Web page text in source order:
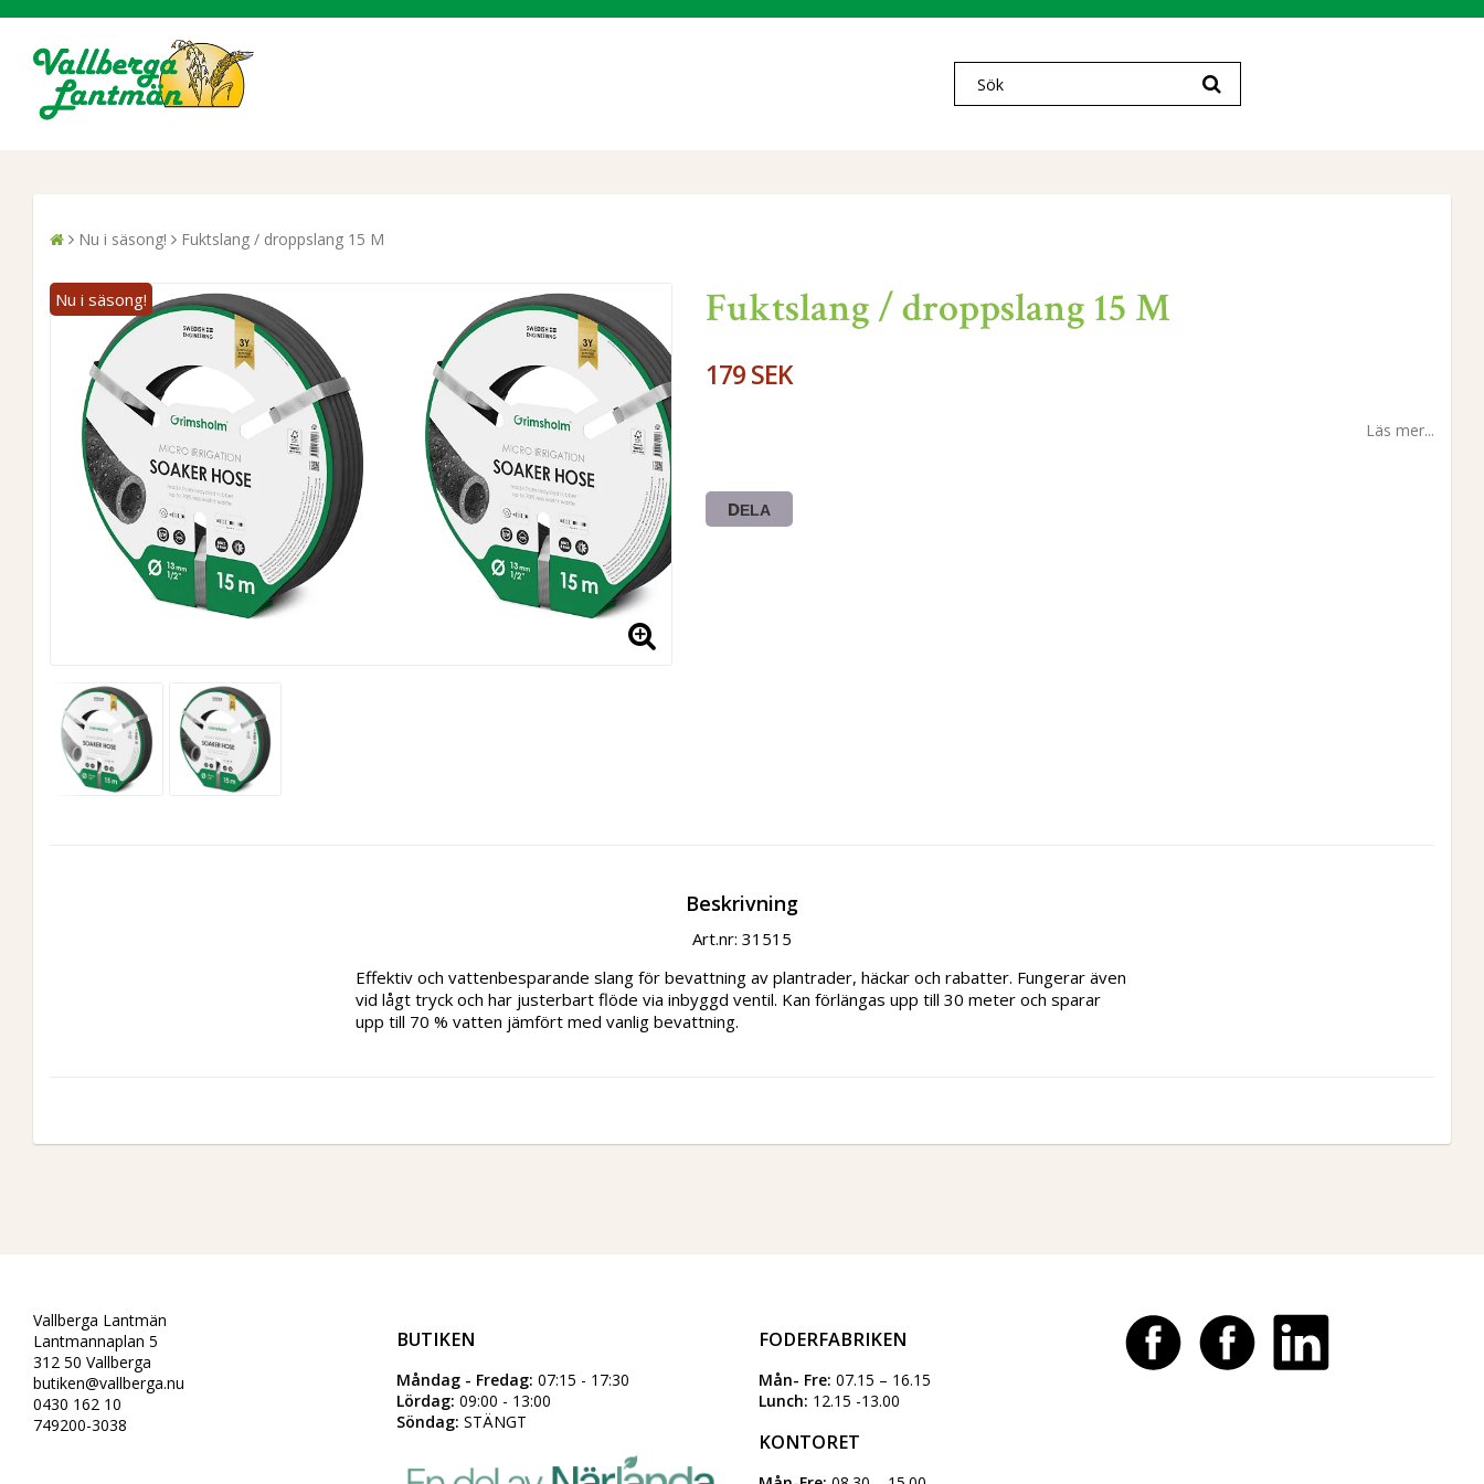
Nu i säsong! Fuktslang / droppslang 15 M
Fuktslang / droppslang 15 M
179 SEK
Läs mer...
DELA
Beskrivning
Art.nr: 31515
Effektiv och vattenbesparande slang för bevattning av plantrader, häckar och rabatter. Fungerar även
vid lågt tryck och har justerbart flöde via inbyggd ventil. Kan förlängas upp till 30 meter och sparar
upp till 70 % vatten jämfört med vanlig bevattning.
Vallberga Lantmän
Lantmannaplan 5
312 50 Vallberga
butiken@vallberga.nu
0430 162 10
749200-3038
BUTIKEN
Måndag - Fredag: 07:15 - 17:30
Lördag: 09:00 - 13:00
Söndag: STÄNGT
FODERFABRIKEN
Mån- Fre: 07.15 – 16.15
Lunch: 12.15 -13.00
KONTORET